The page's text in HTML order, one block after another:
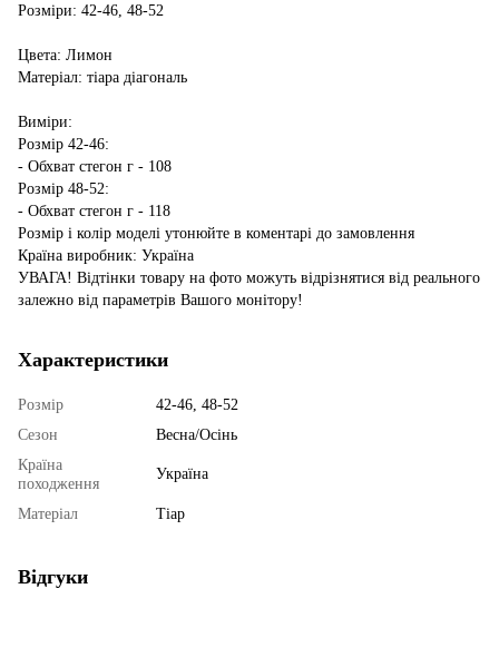
Розміри: 42-46, 48-52
Цвета: Лимон
Матеріал: тіара діагональ
Виміри:
Розмір 42-46:
- Обхват стегон г - 108
Розмір 48-52:
- Обхват стегон г - 118
Розмір і колір моделі утонюйте в коментарі до замовлення
Країна виробник: Україна
УВАГА! Відтінки товару на фото можуть відрізнятися від реального
залежно від параметрів Вашого монітору!
Характеристики
Розмір
42-46, 48-52
Сезон
Весна/Осінь
Країна
походження
Україна
Матеріал Тіар
Відгуки